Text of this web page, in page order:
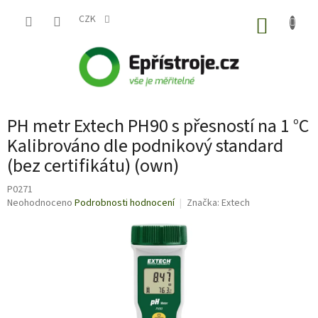
CZK
PH metr Extech PH90 s přesností na 1 °C
Kalibrováno dle podnikový standard
(bez certifikátu) (own)
P0271
Průměrné
Neohodnoceno Podrobnosti hodnocení Značka: Extech